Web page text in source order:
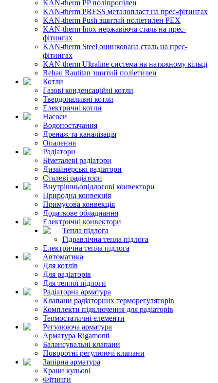
KAN-therm PP поліпропілен
KAN-therm PRESS металопласт на прес-фітингах
KAN-therm Push зшитий поліетилен PEX
KAN-therm Inox нержавіюча сталь на прес-
фітингах
KAN-therm Steel оцинкована сталь на прес-
фітингах
KAN-therm Ultraline система на натяжному кільці
Rehau Rautitan зшитий поліетилен
Котли
Газові конденсаційні котли
Твердопаливні котли
Електричні котли
Насоси
Водопостачання
Дренаж та каналізація
Опалення
Радіатори
Біметалеві радіатори
Дизайнерські радіатори
Сталеві радіатори
Внутрішньопідлогові конвектори
Природна конвекція
Примусова конвекція
Додаткове обладнання
Електричні конвектори
Тепла підлога
Гідравлічна тепла підлога
Електрична тепла підлога
Автоматика
Для котлів
Для радіаторів
Для теплої підлоги
Радіаторна арматура
Клапани радіаторних терморегуляторів
Комплекти підключення для радіаторів
Термостатичні елементи
Регулююча арматура
Арматура Rigamonti
Балансувальні клапани
Поворотні регулюючі клапани
Запірна арматура
Крани кульові
Фітинги